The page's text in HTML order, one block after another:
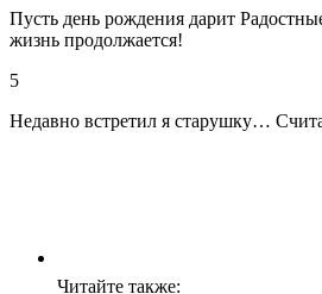
Пусть день рождения дарит
жизнь продолжается!
5
Недавно встретил я старушку…
Читайте также: